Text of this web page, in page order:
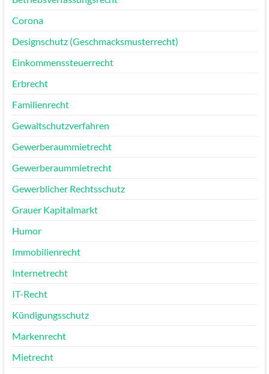
Corona
Designschutz (Geschmacksmusterrecht)
Einkommenssteuerrecht
Erbrecht
Familienrecht
Gewaltschutzverfahren
Gewerberaummietrecht
Gewerberaummietrecht
Gewerblicher Rechtsschutz
Grauer Kapitalmarkt
Humor
Immobilienrecht
Internetrecht
IT-Recht
Kündigungsschutz
Markenrecht
Mietrecht